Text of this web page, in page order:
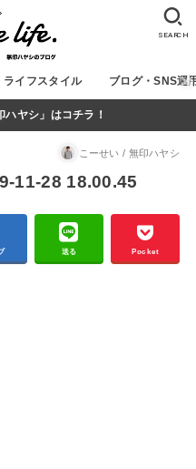
ライフスタイル ブログ・SNS運
SEARCH
ヤシ」はコチラ！
こーせい / 無印ハヤシ
11-28 18.00.45
送る Pocket